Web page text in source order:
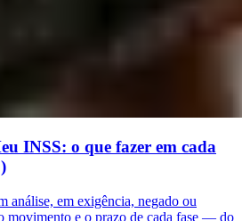
INSS: o que fazer em cada
análise, em exigência, negado ou
movimento e o prazo de cada fase — do